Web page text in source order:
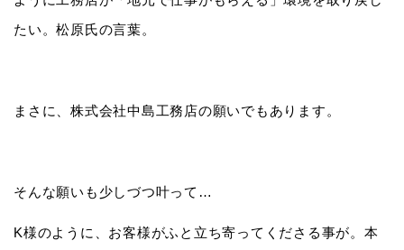
たい。松原氏の言葉。
まさに、株式会社中島工務店の願いでもあります。
そんな願いも少しづつ叶って…
K様のように、お客様がふと立ち寄ってくださる事が。本